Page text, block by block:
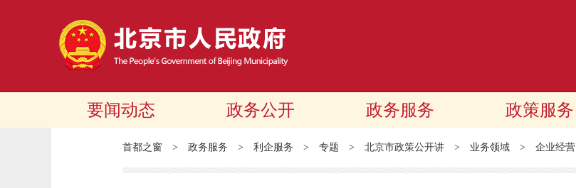
要闻动态 政务公开 政务服务 政策服务
首都之窗 > 政务服务 > 利企服务 > 专题 > 北京市政策公开讲 > 业务领域 > 企业经营